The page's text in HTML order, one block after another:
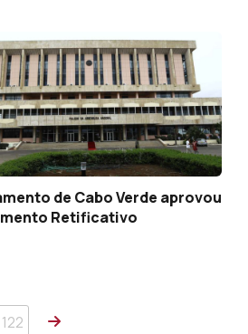
de Cabo Verde aprovou
Retificativo
122 Próxima